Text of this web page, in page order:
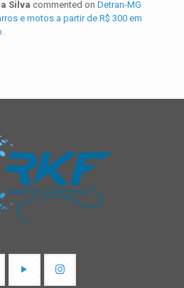
Silva commented on Detran-MG
e motos a partir de R$ 300 em